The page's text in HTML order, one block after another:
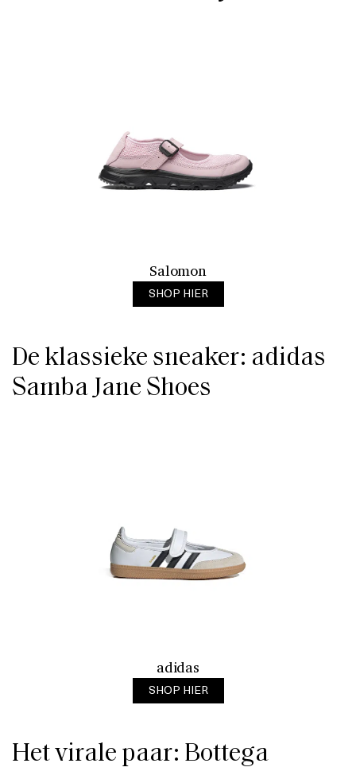
Salomon
SHOP HIER
De klassieke sneaker: adidas
Samba Jane Shoes
adidas
SHOP HIER
Het virale paar: Bottega